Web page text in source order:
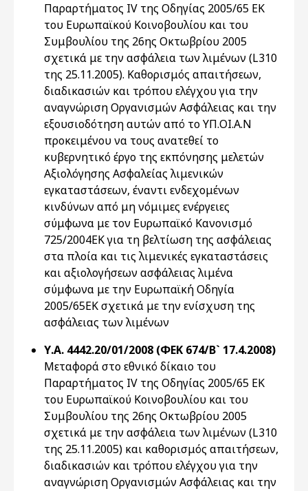
Παραρτήματος ΙV της Οδηγίας 2005/65 ΕΚ
του Ευρωπαϊκού Κοινοβουλίου και του
Συμβουλίου της 26ης Οκτωβρίου 2005
σχετικά με την ασφάλεια των λιμένων (L310
της 25.11.2005). Καθορισμός απαιτήσεων,
διαδικασιών και τρόπου ελέγχου για την
αναγνώριση Οργανισμών Ασφάλειας και την
εξουσιοδότηση αυτών από το ΥΠ.ΟΙ.Α.Ν
προκειμένου να τους ανατεθεί το
κυβερνητικό έργο της εκπόνησης μελετών
Αξιολόγησης Ασφαλείας λιμενικών
εγκαταστάσεων, έναντι ενδεχομένων
κινδύνων από μη νόμιμες ενέργειες
σύμφωνα με τον Ευρωπαϊκό Κανονισμό
725/2004ΕΚ για τη βελτίωση της ασφάλειας
στα πλοία και τις λιμενικές εγκαταστάσεις
και αξιολογήσεων ασφάλειας λιμένα
σύμφωνα με την Ευρωπαϊκή Οδηγία
2005/65ΕΚ σχετικά με την ενίσχυση της
ασφάλειας των λιμένων
Υ.Α. 4442.20/01/2008 (ΦΕΚ 674/Β` 17.4.2008)
Μεταφορά στο εθνικό δίκαιο του
Παραρτήματος ΙV της Οδηγίας 2005/65 ΕΚ
του Ευρωπαϊκού Κοινοβουλίου και του
Συμβουλίου της 26ης Οκτωβρίου 2005
σχετικά με την ασφάλεια των λιμένων (L310
της 25.11.2005) και καθορισμός απαιτήσεων,
διαδικασιών και τρόπου ελέγχου για την
αναγνώριση Οργανισμών Ασφάλειας και την